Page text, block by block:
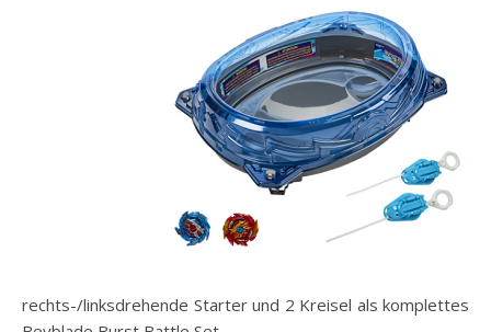
rechts-/linksdrehende Starter und 2 Kreisel als komplettes